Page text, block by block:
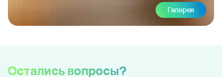
Галерея
Остались вопросы?